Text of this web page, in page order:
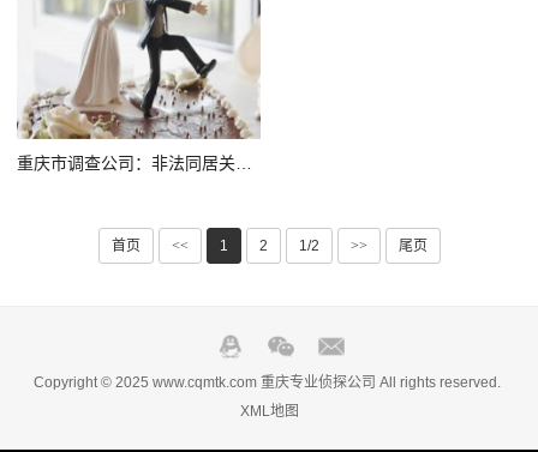
重庆市调查公司：非法同居关系解除后子女和财产的处理
首页 << 1 2 1/2 >> 尾页
Copyright © 2025 www.cqmtk.com 重庆专业侦探公司 All rights reserved.
XML地图